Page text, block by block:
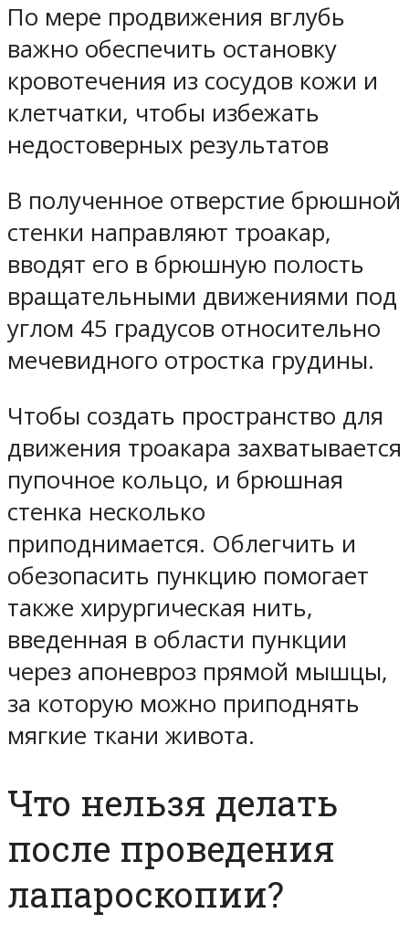
По мере продвижения вглубь
важно обеспечить остановку
кровотечения из сосудов кожи и
клетчатки, чтобы избежать
недостоверных результатов
В полученное отверстие брюшной
стенки направляют троакар,
вводят его в брюшную полость
вращательными движениями под
углом 45 градусов относительно
мечевидного отростка грудины.
Чтобы создать пространство для
движения троакара захватывается
пупочное кольцо, и брюшная
стенка несколько
приподнимается. Облегчить и
обезопасить пункцию помогает
также хирургическая нить,
введенная в области пункции
через апоневроз прямой мышцы,
за которую можно приподнять
мягкие ткани живота.
Что нельзя делать
после проведения
лапароскопии?